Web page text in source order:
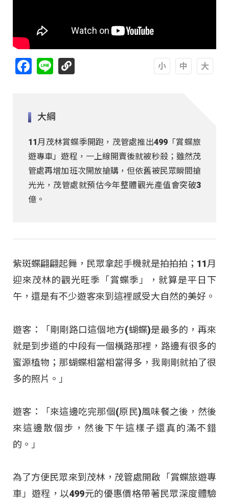
Facebook
Line
大綱
11月茂林賞蝶季開跑，茂管處推出499「賞蝶旅
遊專車」遊程，一上線開賣後就被秒殺；雖然茂
管處再增加班次開放搶購，但依舊被民眾瞬間搶
光光，茂管處就預估今年整體觀光產值會突破3
億。
紫斑蝶翩翩起舞，民眾拿起手機就是拍拍拍；11月
迎來茂林的觀光旺季「賞蝶季」，就算是平日下
午，還是有不少遊客來到這裡感受大自然的美好。
遊客：「剛剛路口這個地方(蝴蝶)是最多的，再來
就是到步道的中段有一個橫路那裡，路邊有很多的
蜜源植物；那蝴蝶相當相當得多，我剛剛就拍了很
多的照片。」
遊客：「來這邊吃完那個(原民)風味餐之後，然後
來這邊散個步，然後下午這樣子還真的滿不錯
的。」
為了方便民眾來到茂林，茂管處開啟「賞蝶旅遊專
車」遊程，以499元的優惠價格帶著民眾深度體驗